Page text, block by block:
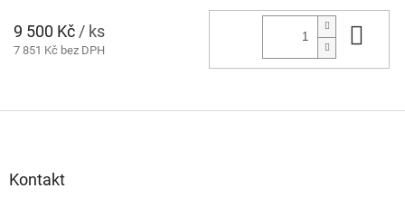
9 500 Kč / ks
7 851 Kč bez DPH
Kontakt